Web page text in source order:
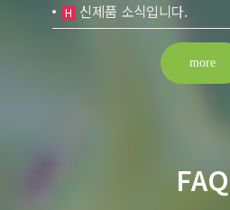
H 신제품 소식입니다.
more
FAQ